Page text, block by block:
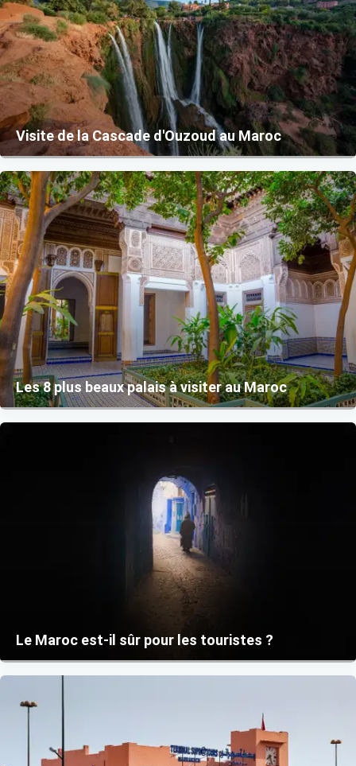
Visite de la Cascade d'Ouzoud au Maroc
Les 8 plus beaux palais à visiter au Maroc
Le Maroc est-il sûr pour les touristes ?